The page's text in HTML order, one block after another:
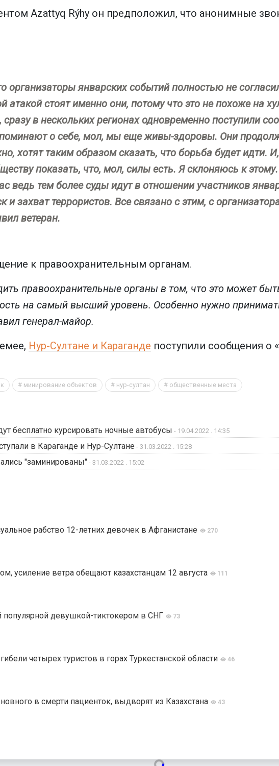
Azattyq Rýhy он предположил, что анонимные
организаторы январских событий полностью не
атакой стоят именно они, потому что это не похоже на
сразу в нескольких регионах одновременно поступили
о себе, мол, мы еще живы-здоровы. Они
хотят таким образом сказать, что борьба будет идти.
показать, что, мол, силы есть. Я склоняюсь к
ведь тем более суды идут в отношении участников
и захват террористов. Все связано с этим, с
ветеран.
к правоохранительным органам.
правоохранительные органы в том, что это может
на самый высший уровень. Особенно нужно
генерал-майор.
Нур-Султане и Караганде поступили сообщения о
минирование объектов нур-султан общественные места
бесплатно курсировать ночные автобусы - 19.04.2022 . 14:35
в Караганде и Нур-Султане - 31.03.2022 . 15:28
"заминированы"- 31.03.2022 . 15:02
рабство 12-летних девочек в Афганистане 270
усиление ветра обещают казахстанцам 12 августа 111
популярной девушкой-тиктокером в СНГ 73
четырех туристов в горах Туркестанской области 46
в смерти пациенток, выдворят из Казахстана 43